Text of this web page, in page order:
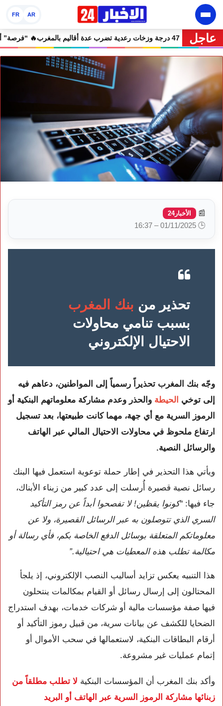
AR
FR
عاجل
🔥 نشرة إنذارية.. موجة حر تصل إلى 47 درجة وزخات رعدية تضرب عدة أقاليم بالمغرب
📰 الأخبار24
🕒 01/11/2025 – 16:37
تحذير من بنك المغرب
بسبب تنامي محاولات
الاحتيال الإلكتروني
وجّه بنك المغرب تحذيراً رسمياً إلى المواطنين، دعاهم فيه
إلى توخي الحيطة والحذر وعدم مشاركة معلوماتهم البنكية أو
الرموز السرية مع أي جهة، مهما كانت طبيعتها، بعد تسجيل
ارتفاع ملحوظ في محاولات الاحتيال المالي عبر الهاتف
والرسائل النصية.
ويأتي هذا التحذير في إطار حملة توعوية استعمل فيها البنك
رسائل نصية قصيرة أُرسلت إلى عدد كبير من زبناء الأبناك،
جاء فيها: “كونوا يقظين! لا تفصحوا أبداً عن رمز التأكيد
السري الذي تتوصلون به عبر الرسائل القصيرة، ولا عن
معلوماتكم المتعلقة بوسائل الدفع الخاصة بكم، فأي رسالة أو
مكالمة تطلب هذه المعطيات هي احتيالية.”
هذا التنبيه يعكس تزايد أساليب النصب الإلكتروني، إذ يلجأ
المحتالون إلى إرسال رسائل أو القيام بمكالمات ينتحلون
فيها صفة مؤسسات مالية أو شركات خدمات، بهدف استدراج
الضحايا للكشف عن بيانات سرية، من قبيل رموز التأكيد أو
أرقام البطاقات البنكية، لاستعمالها في سحب الأموال أو
إتمام عمليات غير مشروعة.
وأكد بنك المغرب أن المؤسسات البنكية لا تطلب مطلقاً من
زبنائها مشاركة الرموز السرية عبر الهاتف أو البريد